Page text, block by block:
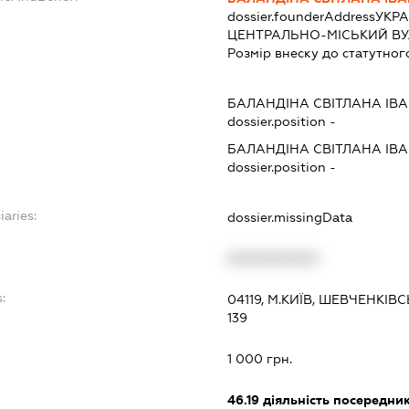
dossier.founderAddress
ЦЕНТРАЛЬНО-МІСЬКИЙ
Розмір внеску до
БАЛАНДІНА СВІТЛАНА
dossier.position -
БАЛАНДІНА СВІТЛАНА
dossier.position -
dossier.missingData
04119, М.КИЇВ,
139
1 000 грн.
46.19 діяльність